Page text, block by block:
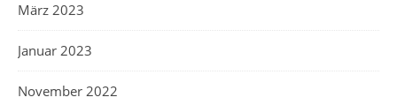
März 2023
Januar 2023
November 2022